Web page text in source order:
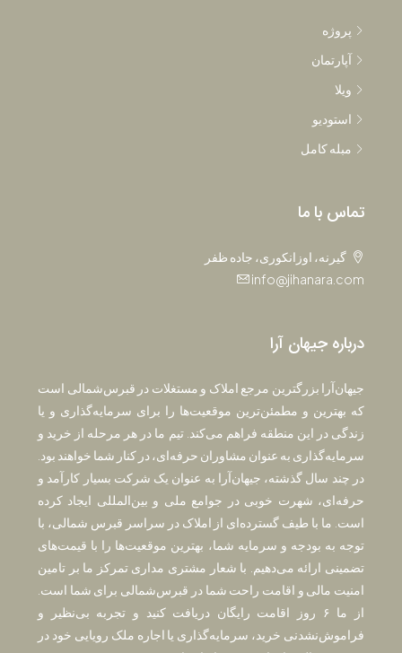
پروژه
آپارتمان
ویلا
استودیو
مبله کامل
تماس با ما
گیرنه، اوزانکوری، جاده ظفر
info@jihanara.com
درباره جیهان آرا
جیهان‌آرا بزرگترین مرجع املاک و مستغلات در قبرس‌شمالی است
که بهترین و مطمئن‌ترین موقعیت‌ها را برای سرمایه‌گذاری و یا
زندگی در این منطقه فراهم می‌کند. تیم ما در هر مرحله از خرید و
سرمایه‌گذاری به عنوان مشاوران حرفه‌ای، در کنار شما خواهند بود.
در چند سال گذشته، جیهان‌آرا به عنوان یک شرکت بسیار کارآمد و
حرفه‌ای، شهرت خوبی در جوامع ملی و بین‌المللی ایجاد کرده
است. ما با طیف گسترده‌ای از املاک در سراسر قبرس شمالی، با
توجه به بودجه و سرمایه شما، بهترین موقعیت‌ها را با قیمت‌های
تضمینی ارائه می‌دهیم. با شعار مشتری مداری تمرکز ما بر تامین
امنیت مالی و اقامت راحت شما در قبرس‌شمالی برای شما است.
از ما ۶ روز اقامت رایگان دریافت کنید و تجربه بی‌نظیر و
فراموش‌نشدنی خرید، سرمایه‌گذاری یا اجاره ملک رویایی خود در